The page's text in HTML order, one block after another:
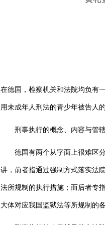
在德国，检察机关和法院均负有
用未成年人刑法的青少年被告人
刑事执行的概念、内容与管
德国有两个从字面上很难区分
讲，前者指通过强制方式落实法
法所规制的执行措施；而后者专
大体对应我国监狱法等所规制的